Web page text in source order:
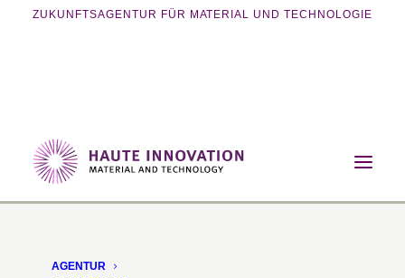
ZUKUNFTSAGENTUR FÜR MATERIAL UND TECHNOLOGIE
AGENTUR
Home Magazin
Mobilität
Weniger Reifenabrieb dank neuer